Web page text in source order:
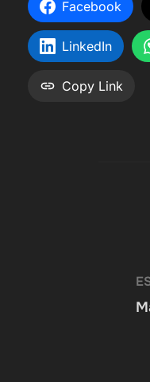
Facebook
LinkedIn
Copy Link
AUTOR